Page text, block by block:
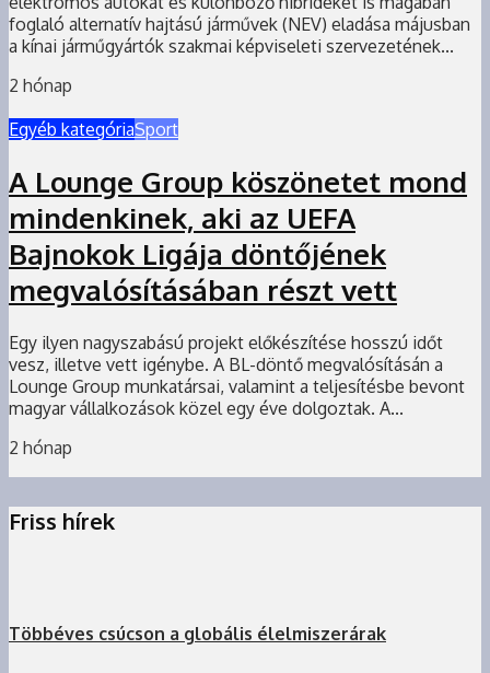
foglaló alternatív hajtású járművek (NEV) eladása májusban
a kínai járműgyártók szakmai képviseleti szervezetének...
2 hónap
Egyéb kategóriaSport
A Lounge Group köszönetet mond
mindenkinek, aki az UEFA
Bajnokok Ligája döntőjének
megvalósításában részt vett
Egy ilyen nagyszabású projekt előkészítése hosszú időt
vesz, illetve vett igénybe. A BL-döntő megvalósításán a
Lounge Group munkatársai, valamint a teljesítésbe bevont
magyar vállalkozások közel egy éve dolgoztak. A...
2 hónap
Friss hírek
Többéves csúcson a globális élelmiszerárak